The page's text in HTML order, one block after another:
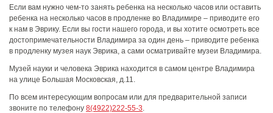
Если вам нужно чем-то занять ребенка на несколько часов или оставить
ребенка на несколько часов в продленке во Владимире – приводите его
к нам в Эврику. Если вы гости нашего города, и вы хотите осмотреть все
достопримечательности Владимира за один день – приводите ребенка
в продленку музея наук Эврика, а сами осматривайте музеи Владимира.
Музей науки и человека Эврика находится в самом центре Владимира
на улице Большая Московская, д.11.
По всем интересующим вопросам или для предварительной записи
звоните по телефону 8(4922)222-55-3.